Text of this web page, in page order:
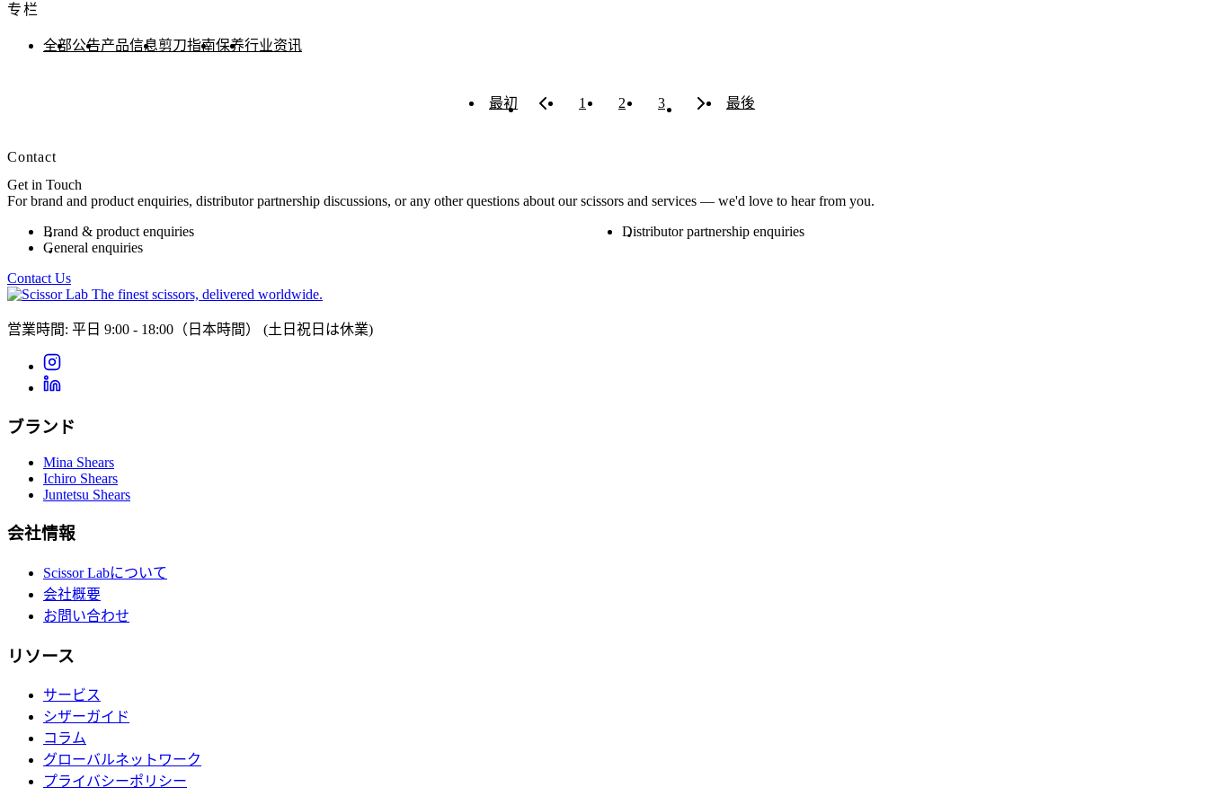
专栏
全部公告产品信息剪刀指南保养行业资讯
最初 1 2 3 最後
Contact
Get in Touch
For brand and product enquiries, distributor partnership discussions, or any other questions about our scissors and services — we'd love to hear from you.
Brand & product enquiries
Distributor partnership enquiries
General enquiries
Contact Us
The finest scissors, delivered worldwide.
営業時間: 平日 9:00 - 18:00（日本時間） (土日祝日は休業)
ブランド
Mina Shears
Ichiro Shears
Juntetsu Shears
会社情報
Scissor Labについて
会社概要
お問い合わせ
リソース
サービス
シザーガイド
コラム
グローバルネットワーク
プライバシーポリシー